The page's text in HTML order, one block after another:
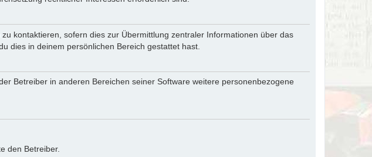
kontaktieren, sofern dies zur Übermittlung zentraler Informationen über das
dies in deinem persönlichen Bereich gestattet hast.
Betreiber in anderen Bereichen seiner Software weitere personenbezogene
den Betreiber.